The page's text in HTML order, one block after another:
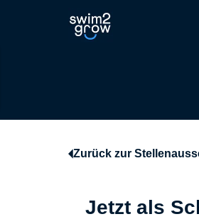
Zurück zur
Jetzt als